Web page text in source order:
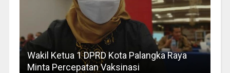
Wakil Ketua 1 DPRD Kota Palangka Raya
Minta Percepatan Vaksinasi